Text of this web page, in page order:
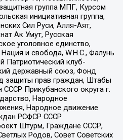
группа МПГ, Курсом
инициативная группа,
Сил Руси, Алля-Аят,
Ак Умут, Русская
уголовное единство,
и свобода, W.H.С., Фалунь
Патриотический клуб-
державный союз, Фонд
защиты прав граждан, Штабы
Прикубанского округа г.
Народное
Народное движение
РСФСР СССР
Штурм, Граждане СССР,
Родов, Совет Советских